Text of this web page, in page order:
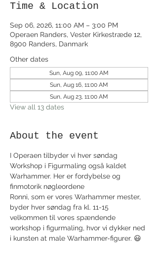
Time & Location
Sep 06, 2026, 11:00 AM – 3:00 PM
Operaen Randers, Vester Kirkestræde 12,
8900 Randers, Danmark
Other dates
Sun, Aug 09, 11:00 AM
Sun, Aug 16, 11:00 AM
Sun, Aug 23, 11:00 AM
View all 13 dates
About the event
I Operaen tilbyder vi hver søndag
Workshop i Figurmaling også kaldet
Warhammer. Her er fordybelse og
finmotorik nøgleordene
Ronni, som er vores Warhammer mester,
byder hver søndag fra kl. 11-15
velkommen til vores spændende
workshop i figurmaling, hvor vi dykker ned
i kunsten at male Warhammer-figurer. 😃